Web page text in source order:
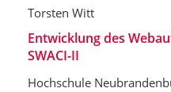
Torsten Witt
Entwicklung des
SWACI-II
Hochschule